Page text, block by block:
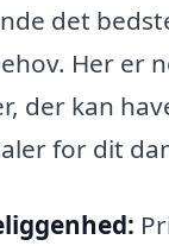
det
Her er
der kan
for dit